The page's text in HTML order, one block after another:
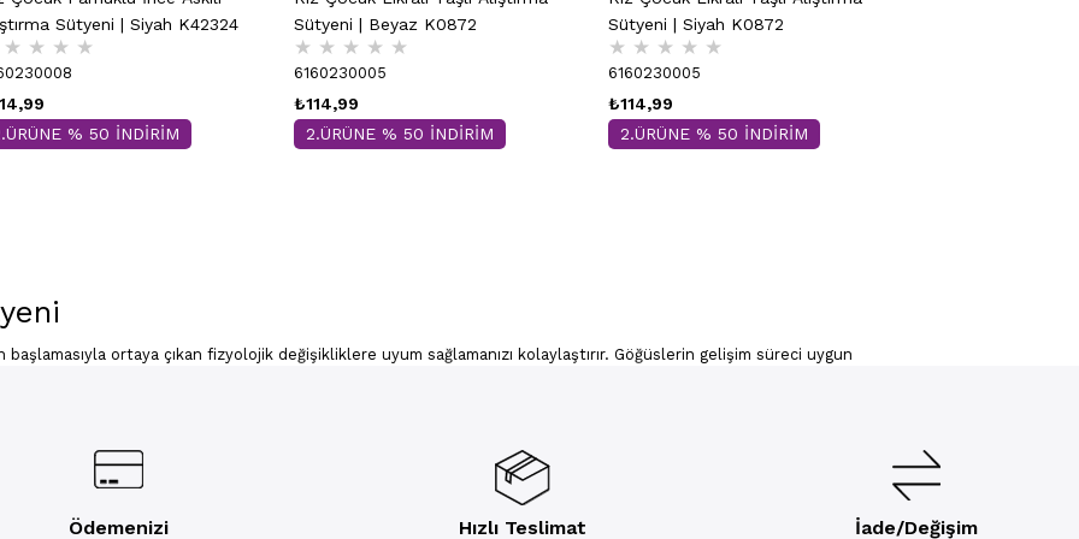
Sütyeni | Siyah K42324
★ ★ ★ ★
% 50 İNDİRİM
Sütyeni | Beyaz K0872
★ ★ ★ ★ ★
6160230005
₺114,99
2.ÜRÜNE % 50 İNDİRİM
Sütyeni | Siyah K0872
★ ★ ★ ★ ★
6160230005
₺114,99
2.ÜRÜNE % 50 İNDİRİM
ortaya çıkan fizyolojik değişikliklere uyum sağlamanızı kolaylaştırır. Göğüslerin gelişim süreci uygun
gelen ilk değişimler ile birlikte giyilir. Göğüslere hafif destek sağlamak ve genç kızların rahat hissetmelerini
modeller, yumuşak malzemeler ile üretilmiştir. Aktif yaşam tarzına uyum sağlayarak göğüslerin gelişimini
sütyen modelleri, yumuşak ve nefes alan yapıları ile dayanıklılık gösterir. Önden ve arkadan kopçalı tasarımlar
Ödemenizi Hızlı Teslimat İade/Değişim